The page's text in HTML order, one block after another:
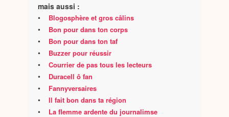
mais aussi :
• Blogosphère et gros câlins
• Bon pour dans ton corps
• Bon pour dans ton taf
• Buzzer pour réussir
• Courrier de pas tous les lecteurs
• Duracell ô fan
• Fannyversaires
• Il fait bon dans ta région
• La flemme ardente du journalimse